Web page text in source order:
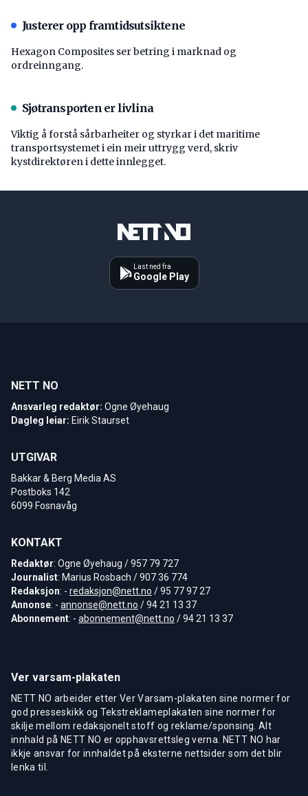
Justerer opp framtidsutsiktene
Hexagon Composites ser betring i marknad og
ordreinngang.
Sjøtransporten er livlina
Viktig å forstå ­sårbarheiter og styrkar i det maritime
transport­systemet i ein meir uttrygg verd, skriv
kystdirektøren i dette innlegget.
Last ned fra
Google Play
NETT NO
Ansvarleg redaktør: Ogne Øyehaug
Dagleg leiar: Eirik Staurset
UTGIVAR
Bakkar & Berg Media AS
Postboks 142
6099 Fosnavåg
KONTAKT
Redaktør: Ogne Øyehaug / 957 79 727
Journalist: Marius Rosbach / 907 36 774
Redaksjon: - redaksjon@nett.no / 95 77 97 27
Annonse: - annonse@nett.no / 94 21 13 37
Abonnement: - abonnement@nett.no / 94 21 13 37
Ver varsam-plakaten
NETT NO arbeider etter Ver Varsam-plakaten sine normer for
god presseskikk og Tekstreklameplakaten sine normer for
skilje mellom redaksjonelt stoff og reklame/sponsing. Alt
innhald på NETT NO er opphavsrettsleg verna. NETT NO har
ikkje ansvar for innhaldet på eksterne nettsider som det blir
lenka til.